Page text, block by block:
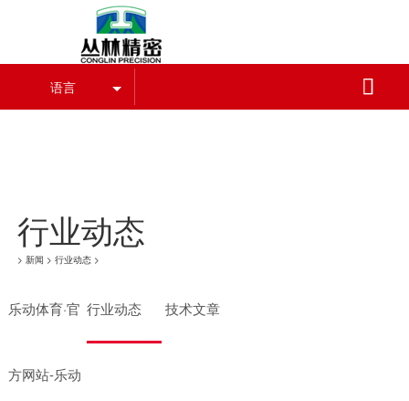
乐动体育·官方网站-乐动中国官
方门户

语言
行业动态
> 新闻 > 行业动态>
乐动体育·官
方网站-乐动
行业动态 技术文章